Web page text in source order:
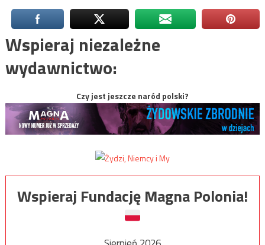
Wspieraj niezależne
wydawnictwo:
Czy jest jeszcze naród polski?
Wspieraj Fundację Magna Polonia!